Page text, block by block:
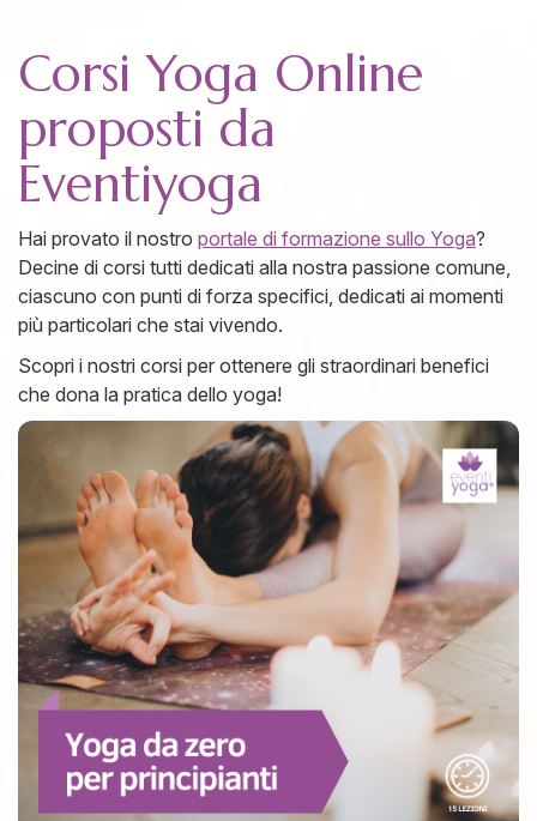
Corsi Yoga Online
proposti da
Eventiyoga
Hai provato il nostro portale di formazione sullo Yoga?
Decine di corsi tutti dedicati alla nostra passione comune,
ciascuno con punti di forza specifici, dedicati ai momenti
più particolari che stai vivendo.
Scopri i nostri corsi per ottenere gli straordinari benefici
che dona la pratica dello yoga!